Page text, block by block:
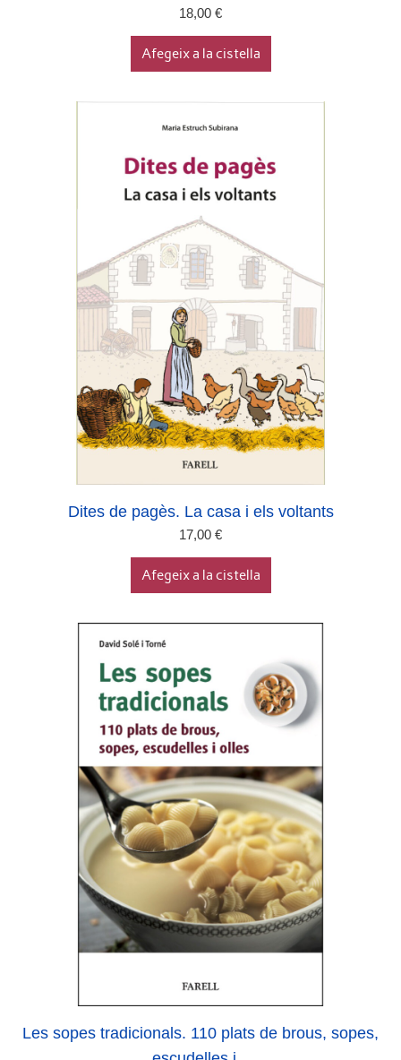
18,00 €
Afegeix a la cistella
Dites de pagès. La casa i els voltants
17,00 €
Afegeix a la cistella
Les sopes tradicionals. 110 plats de brous, sopes,